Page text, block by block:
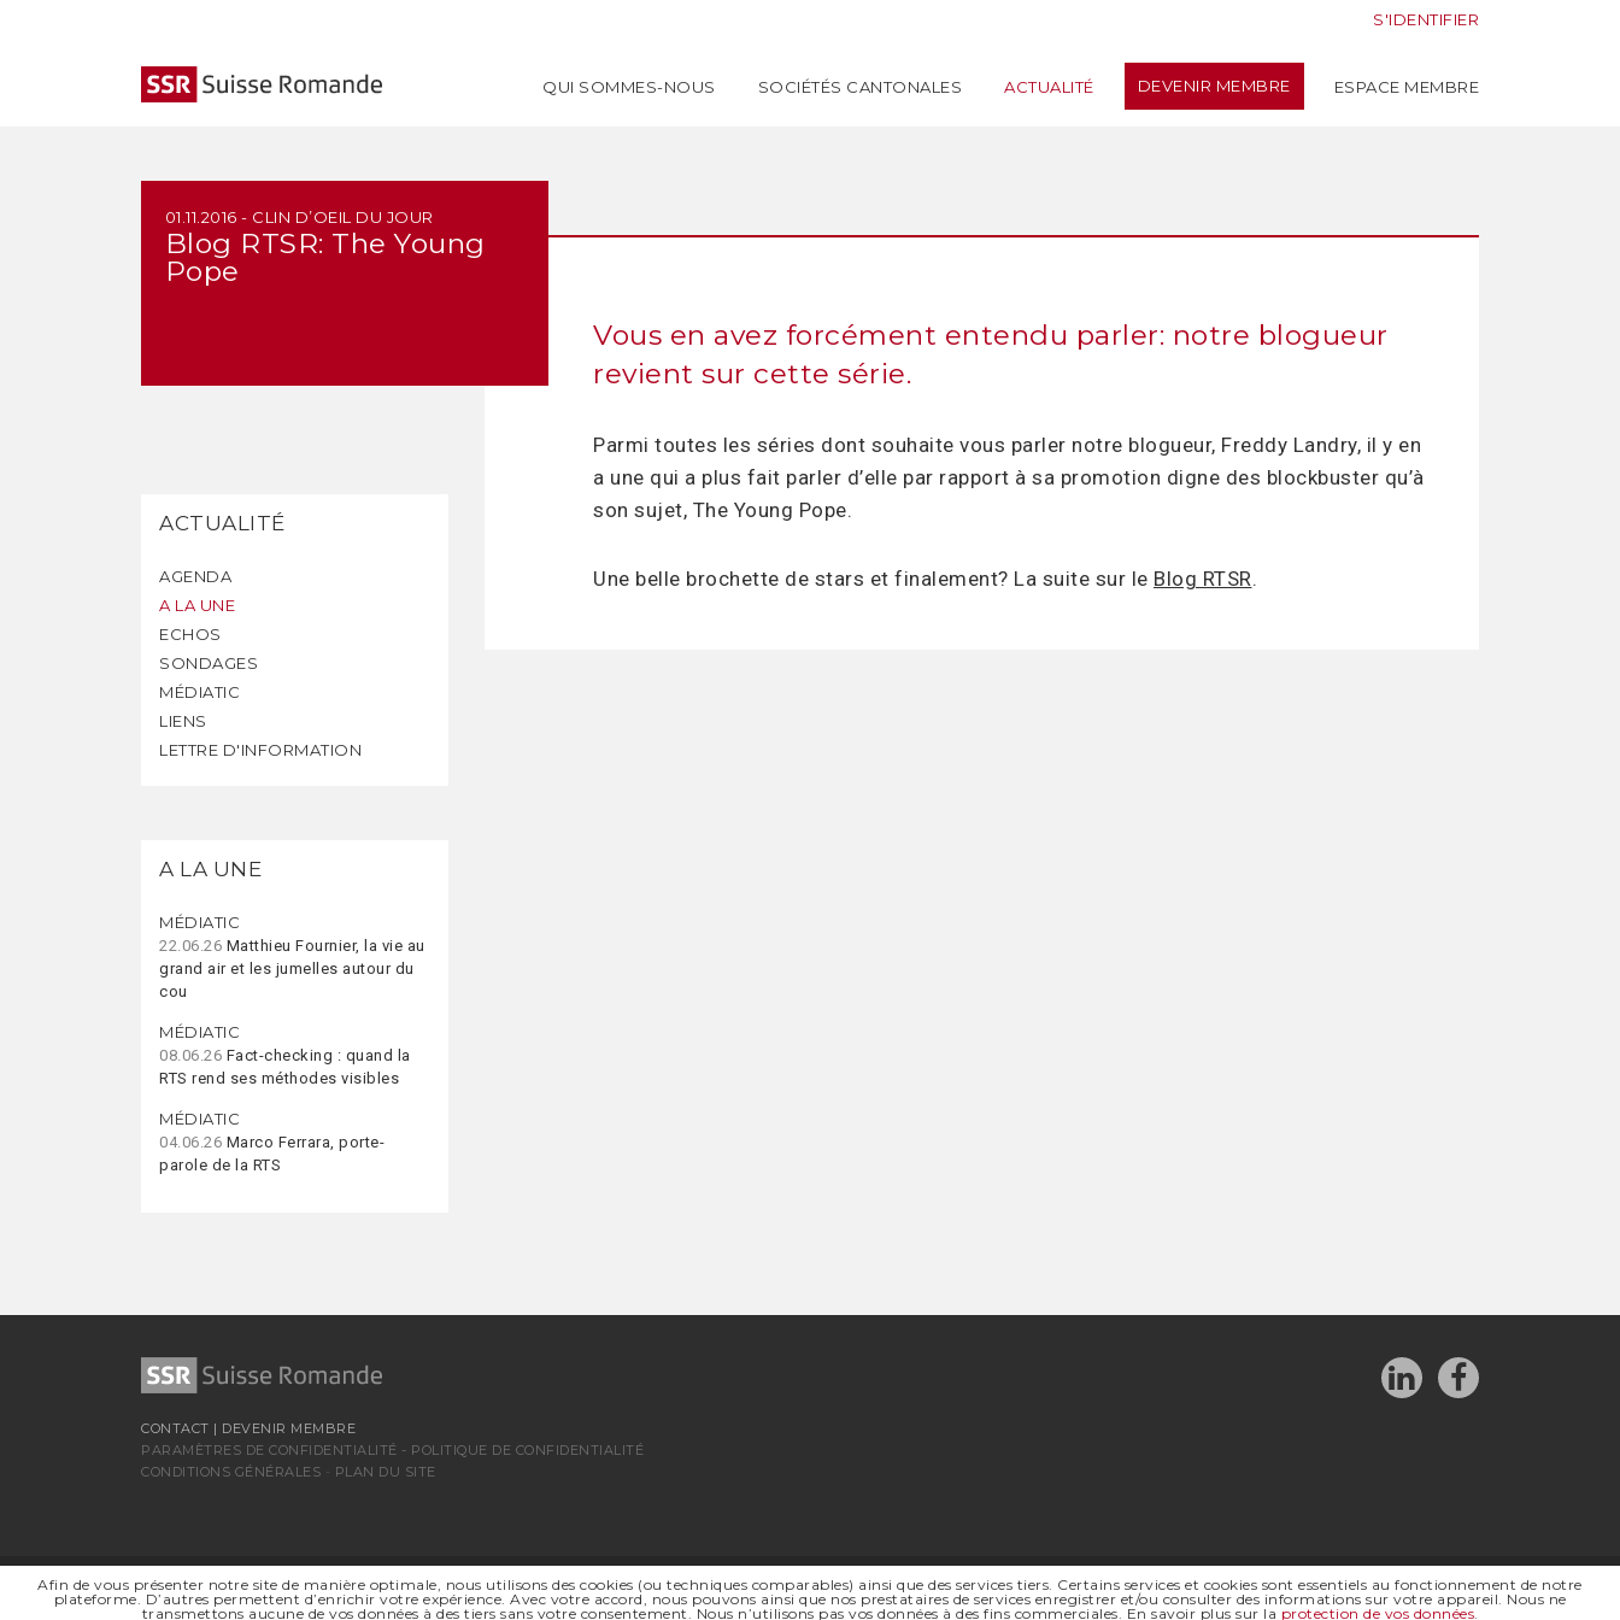
QUI SOMMES-NOUS SOCIÉTÉS CANTONALES ACTUALITÉ DEVENIR MEMBRE ESPACE MEMBRE
S'IDENTIFIER
ACTUALITÉ
AGENDA
A LA UNE
ECHOS
SONDAGES
MÉDIATIC
LIENS
LETTRE D'INFORMATION
A LA UNE
MÉDIATIC
22.06.26 Matthieu Fournier, la vie au
grand air et les jumelles autour du
cou
MÉDIATIC
08.06.26 Fact-checking : quand la
RTS rend ses méthodes visibles
MÉDIATIC
04.06.26 Marco Ferrara, porte-
parole de la RTS
01.11.2016 - CLIN D’OEIL DU JOUR
Blog RTSR: The Young
Pope
Vous en avez forcément entendu parler: notre blogueur
revient sur cette série.
Parmi toutes les séries dont souhaite vous parler notre blogueur, Freddy Landry, il y en
a une qui a plus fait parler d’elle par rapport à sa promotion digne des blockbuster qu’à
son sujet, The Young Pope.
Une belle brochette de stars et finalement? La suite sur le Blog RTSR.
CONTACT | DEVENIR MEMBRE
PARAMÈTRES DE CONFIDENTIALITÉ - POLITIQUE DE CONFIDENTIALITÉ
CONDITIONS GÉNÉRALES - PLAN DU SITE
SSR SUISSE ROMANDE
SOCIÉTÉ RÉGIONALE DE
© 2026 SSR SUISSE ROMANDE - TOUS DROITS RÉSERVÉS
SITE INTERNET | ABOUT BLANK DESIGN OFFICE
Afin de vous présenter notre site de manière optimale, nous utilisons des cookies (ou techniques comparables) ainsi que des services tiers. Certains services et cookies sont essentiels au fonctionnement de notre
plateforme. D’autres permettent d’enrichir votre expérience. Avec votre accord, nous pouvons ainsi que nos prestataires de services enregistrer et/ou consulter des informations sur votre appareil. Nous ne
transmettons aucune de vos données à des tiers sans votre consentement. Nous n’utilisons pas vos données à des fins commerciales. En savoir plus sur la protection de vos données.